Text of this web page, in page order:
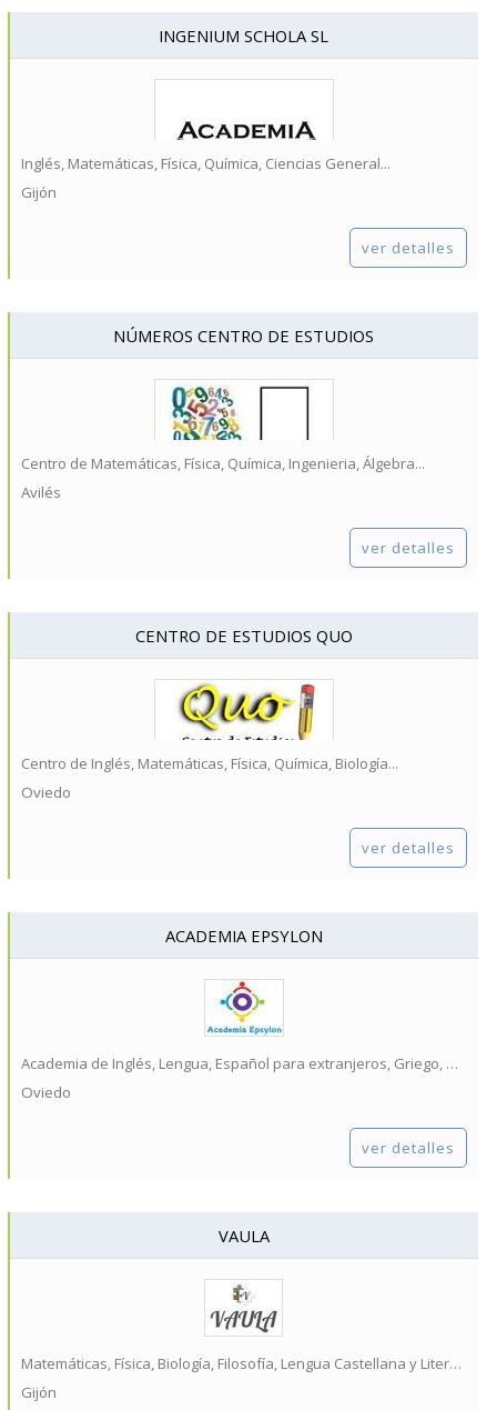
INGENIUM SCHOLA SL
Inglés, Matemáticas, Física, Química, Ciencias General...
Gijón
ver detalles
NÚMEROS CENTRO DE ESTUDIOS
Centro de Matemáticas, Física, Química, Ingenieria, Álgebra...
Avilés
ver detalles
CENTRO DE ESTUDIOS QUO
Centro de Inglés, Matemáticas, Física, Química, Biología...
Oviedo
ver detalles
ACADEMIA EPSYLON
Academia de Inglés, Lengua, Español para extranjeros, Griego, Matemáticas...
Oviedo
ver detalles
VAULA
Matemáticas, Física, Biología, Filosofía, Lengua Castellana y Literatura...
Gijón